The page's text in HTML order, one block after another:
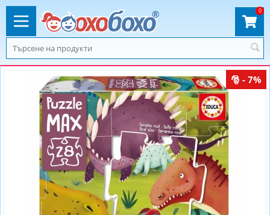
0
- 7%